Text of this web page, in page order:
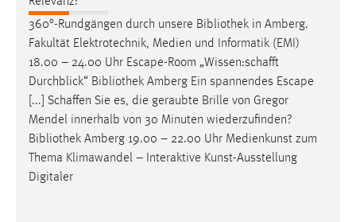
360°-Rundgängen durch unsere Bibliothek in Amberg.
Fakultät Elektrotechnik, Medien und Informatik (EMI)
18.00 – 24.00 Uhr Escape-Room „Wissen:schafft
Durchblick“ Bibliothek Amberg Ein spannendes Escape
[...] Schaffen Sie es, die geraubte Brille von Gregor
Mendel innerhalb von 30 Minuten wiederzufinden?
Bibliothek Amberg 19.00 – 22.00 Uhr Medienkunst zum
Thema Klimawandel – Interaktive Kunst-Ausstellung
Digitaler
Zweck:
Für performante Seitenauslieferung wird in diesem Cookie
gespeichert, ob man eingeloggt ist.
Sprachpräferenz
Name:
site-language-preference